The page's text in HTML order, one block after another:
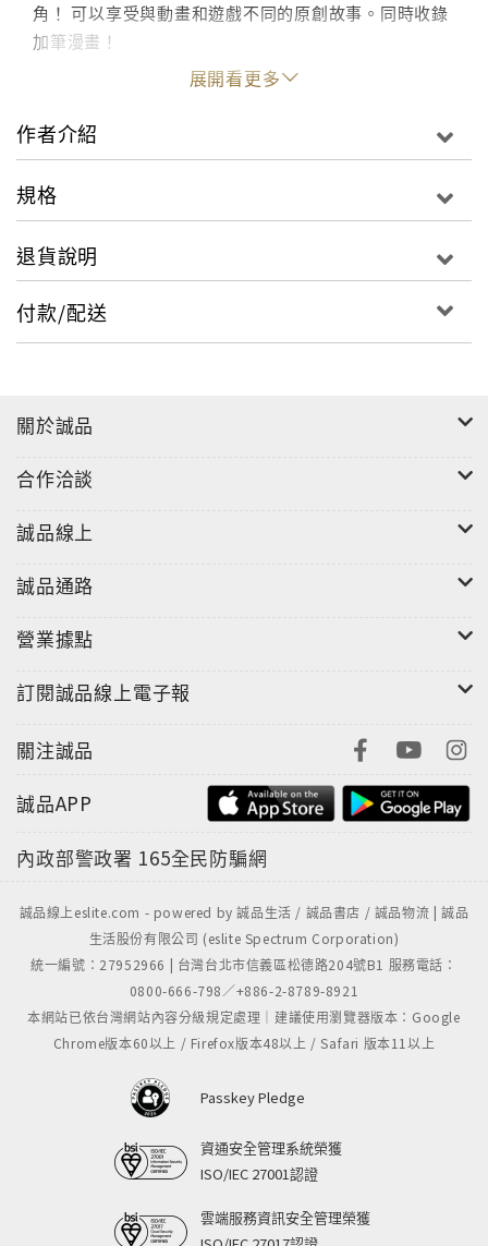
角！ 可以享受與動畫和遊戲不同的原創故事。同時收錄
加筆漫畫！
展開看更多
作者介紹
規格
退貨說明
付款/配送
關於誠品
合作洽談
誠品線上
誠品通路
營業據點
訂閱誠品線上電子報
關注誠品
誠品APP
內政部警政署 165全民防騙網
誠品線上eslite.com - powered by 誠品生活 / 誠品書店 / 誠品物流 | 誠品
生活股份有限公司 (eslite Spectrum Corporation)
統一編號：27952966 | 台灣台北市信義區松德路204號B1 服務電話：
0800-666-798／+886-2-8789-8921
本網站已依台灣網站內容分級規定處理｜建議使用瀏覽器版本：Google
Chrome版本60以上 / Firefox版本48以上 / Safari 版本11以上
Passkey Pledge
資通安全管理系統榮獲
ISO/IEC 27001認證
雲端服務資訊安全管理榮獲